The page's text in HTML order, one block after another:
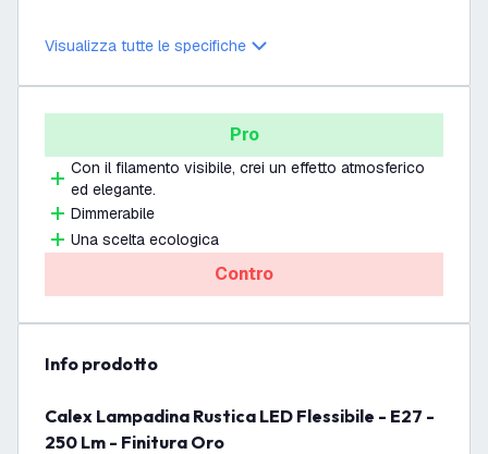
Visualizza tutte le specifiche
Pro
Con il filamento visibile, crei un effetto atmosferico
ed elegante.
Dimmerabile
Una scelta ecologica
Contro
info prodotto
Calex Lampadina Rustica LED Flessibile - E27 -
250 Lm - Finitura Oro